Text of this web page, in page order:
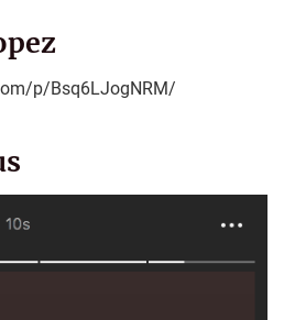
p/Bsq6LJogNRM/